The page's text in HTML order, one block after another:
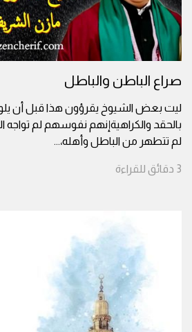
صراع الباطن والباطل
ليت بعض الشيوخ يقرؤون هذا قبل أن
بالحقد والكراهيةإنهم نفوسهم لم تواجه
لم تتطهر من الباطل وأهله،...
3 دقائق للقراءة